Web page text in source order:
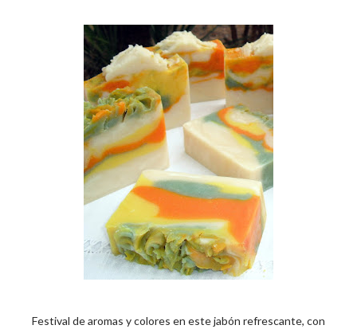
Festival de aromas y colores en este jabón refrescante, con